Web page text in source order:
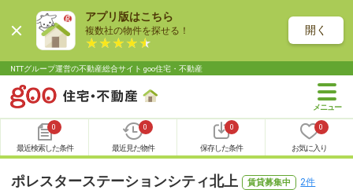
アプリ版はこちら
複数社の物件を探せる！ 開く
NTTグループ運営の不動産総合サイト goo住宅・不動産
0
最近検索した条件
0
最近見た物件
0
保存した条件
0
お気に入り
ポレスターステーションシティ北上 賃貸募集中 2件